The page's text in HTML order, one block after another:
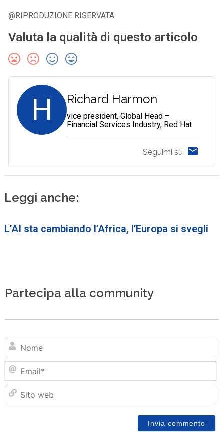
@RIPRODUZIONE RISERVATA
Valuta la qualità di questo articolo
H Richard Harmon
vice president, Global Head –
Financial Services Industry, Red Hat
Seguimi su
Leggi anche:
L’AI sta cambiando l’Africa, l’Europa si svegli
Partecipa alla community